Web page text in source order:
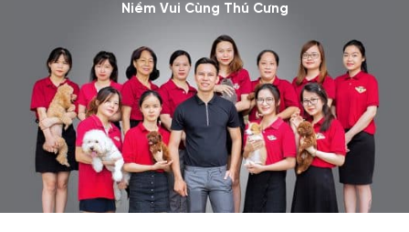
Niềm Vui Cùng Thú Cưng